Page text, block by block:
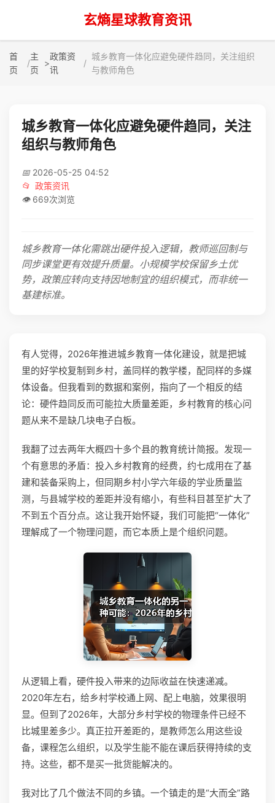
玄熵星球教育资讯
首
页
主
页
>
政策资
讯
城乡教育一体化应避免硬件趋同，关注组织
与教师角色
城乡教育一体化应避免硬件趋同，关注
组织与教师角色
📅 2026-05-25 04:52
📂 政策资讯
👁️ 669次浏览
城乡教育一体化需跳出硬件投入逻辑，教师巡回制与
同步课堂更有效提升质量。小规模学校保留乡土优
势，政策应转向支持因地制宜的组织模式，而非统一
基建标准。
有人觉得，2026年推进城乡教育一体化建设，就是把城
里的好学校复制到乡村，盖同样的教学楼，配同样的多媒
体设备。但我看到的数据和案例，指向了一个相反的结
论：硬件趋同反而可能拉大质量差距，乡村教育的核心问
题从来不是缺几块电子白板。
我翻了过去两年大概四十多个县的教育统计简报。发现一
个有意思的矛盾：投入乡村教育的经费，约七成用在了基
建和装备采购上，但同期乡村小学六年级的学业质量监
测，与县城学校的差距并没有缩小，有些科目甚至扩大了
不到五个百分点。这让我开始怀疑，我们可能把“一体化”
理解成了一个物理问题，而它本质上是个组织问题。
从逻辑上看，硬件投入带来的边际收益在快速递减。
2020年左右，给乡村学校通上网、配上电脑，效果很明
显。但到了2026年，大部分乡村学校的物理条件已经不
比城里差多少。真正拉开差距的，是教师怎么用这些设
备，课程怎么组织，以及学生能不能在课后获得持续的支
持。这些，都不是买一批货能解决的。
我对比了几个做法不同的乡镇。一个镇走的是“大而全”路